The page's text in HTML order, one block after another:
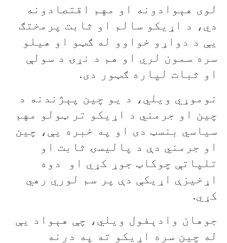
لوی هېوادونه او مهم اقتصادونه
دي، د اړيکو سالم او ثابت پرمختګ
یې د دواړو خواوو له ګټو او هيلو
سره سمون لري او هم د نړۍ د سولې
او ثبات لپاره ګټور دی.
نوموړي ويلي، د يو چين پېژندنه د
چين او جرمني د اړيکو تر ټولو مهم
سياسي بنسټ دی او په خبره یې، چين
او جرمني دې د پاليسۍ ثابت او
تلپاتې چوکاټ جوړ کړي او دوه
اړخيزې اړيکې دې پر سم لوري رهي
کړي.
جوهان وادېفول ويلي، چې هېواد يې
له چین سره اړيکو ته په درنه